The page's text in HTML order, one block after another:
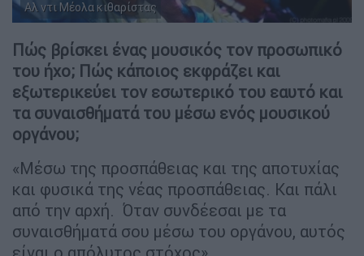
ραντεβού το Σάββατο 16 Ιουλίου στο Sani
Festival για μια πραγματικά σπουδαία
συναυλία. Στον μαγευτικό λόφο, μπροστά
στον Πύργο, καταμεσής της θάλασσας, κάτω
από τον έναστρο καλοκαιρινό ουρανό με τον
γητευτή της κιθάρας, τον Al Di Meola.